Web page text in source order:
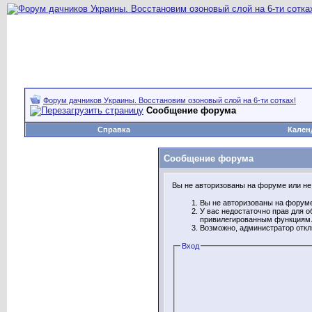
Форум дачников Украины. Восстановим озоновый слой на 6-ти сотках!
Сообщение форума
Справка
Сообщение форума
Вы не авторизованы на форуме или не
Вы не авторизованы на
У вас недостаточно прав для
привилегированным функциям.
Возможно, администратор
Вход